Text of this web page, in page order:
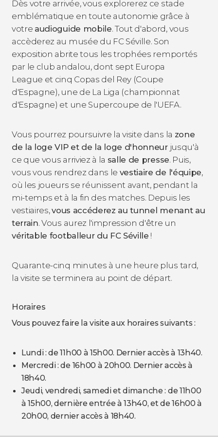
Dès votre arrivée, vous explorerez ce stade
emblématique en toute autonomie grâce à
votre audioguide mobile. Tout d'abord, vous
accèderez au musée du FC Séville. Son
exposition abrite tous les trophées remportés
par le club andalou, dont sept Europa
League et cinq Copas del Rey (Coupe
d'Espagne), une de La Liga (championnat
d'Espagne) et une Supercoupe de l'UEFA.
Vous pourrez poursuivre la visite dans la zone
de la loge VIP et de la loge d'honneurjusqu'à
ce que vous arriviez à la salle de presse. Puis,
vous vous rendrez dans le vestiaire de l'équipe,
où les joueurs se réunissent avant, pendant la
mi-temps et à la fin des matches. Depuis les
vestiaires,vous accéderez au tunnel menant au
terrain. Vous aurez l'impression d'être un
véritable footballeur du FC Séville !
Quarante-cinq minutes à une heure plus tard,
la visite se terminera au point de départ.
Horaires
Vous pouvez faire la visite aux horaires suivants :
Lundi :de 11h00 à 15h00. Dernier accès à 13h40.
Mercredi :de 16h00 à 20h00. Dernier accès à
18h40.
Jeudi, vendredi, samedi et dimanche : de 11h00
à 15h00, dernière entrée à 13h40, et de 16h00 à
20h00, dernier accès à 18h40.